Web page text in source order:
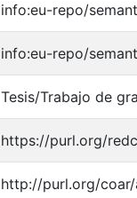
info:eu-repo/
info:eu-repo/
Tesis/Trabajo de
https://purl.org/
http://purl.org/